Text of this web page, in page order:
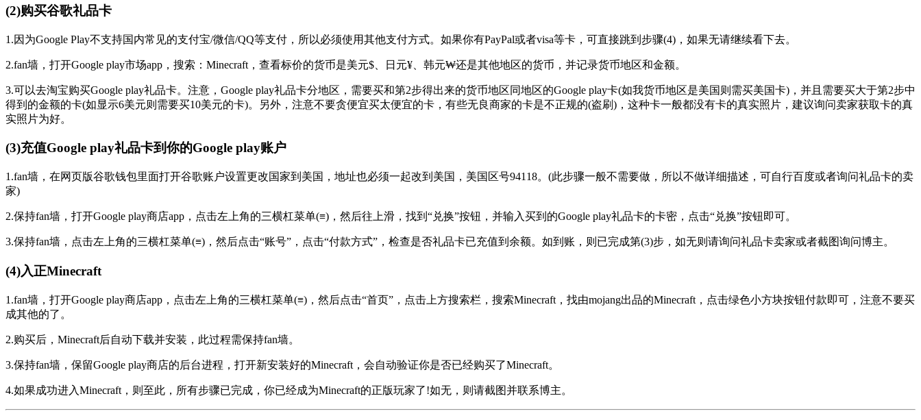
(2)购买谷歌礼品卡
1.因为Google Play不支持国内常见的支付宝/微信/QQ等支付，所以必须使用其他支付方式。如果你有PayPal或者visa等卡，可直接跳到步骤(4)，如果无请继续看下去。
2.fan墙，打开Google play市场app，搜索：Minecraft，查看标价的货币是美元$、日元¥、韩元₩还是其他地区的货币，并记录货币地区和金额。
3.可以去淘宝购买Google play礼品卡。注意，Google play礼品卡分地区，需要买和第2步得出来的货币地区同地区的Google play卡(如我货币地区是美国则需买美国卡)，并且需要买大于第2步中
得到的金额的卡(如显示6美元则需要买10美元的卡)。另外，注意不要贪便宜买太便宜的卡，有些无良商家的卡是不正规的(盗刷)，这种卡一般都没有卡的真实照片，建议询问卖家获取卡的真
实照片为好。
(3)充值Google play礼品卡到你的Google play账户
1.fan墙，在网页版谷歌钱包里面打开谷歌账户设置更改国家到美国，地址也必须一起改到美国，美国区号94118。(此步骤一般不需要做，所以不做详细描述，可自行百度或者询问礼品卡的卖
家)
2.保持fan墙，打开Google play商店app，点击左上角的三横杠菜单(≡)，然后往上滑，找到“兑换”按钮，并输入买到的Google play礼品卡的卡密，点击“兑换”按钮即可。
3.保持fan墙，点击左上角的三横杠菜单(≡)，然后点击“账号”，点击“付款方式”，检查是否礼品卡已充值到余额。如到账，则已完成第(3)步，如无则请询问礼品卡卖家或者截图询问博主。
(4)入正Minecraft
1.fan墙，打开Google play商店app，点击左上角的三横杠菜单(≡)，然后点击“首页”，点击上方搜索栏，搜索Minecraft，找由mojang出品的Minecraft，点击绿色小方块按钮付款即可，注意不要买
成其他的了。
2.购买后，Minecraft后自动下载并安装，此过程需保持fan墙。
3.保持fan墙，保留Google play商店的后台进程，打开新安装好的Minecraft，会自动验证你是否已经购买了Minecraft。
4.如果成功进入Minecraft，则至此，所有步骤已完成，你已经成为Minecraft的正版玩家了!如无，则请截图并联系博主。